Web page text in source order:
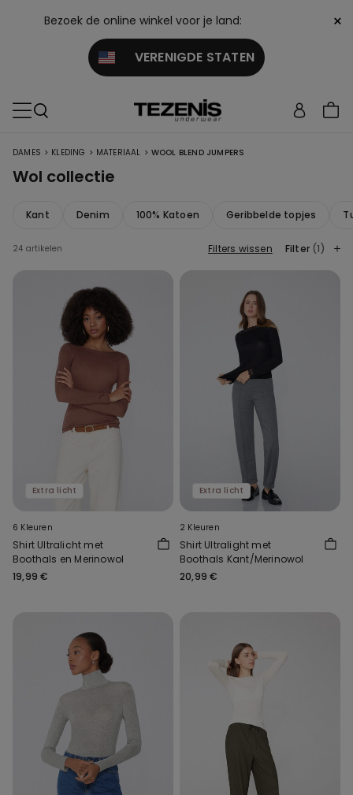
Bezoek de online winkel voor je land:
VERENIGDE STATEN
×
DAMES > KLEDING > MATERIAAL > WOOL BLEND JUMPERS
Wol collectie
Kant Denim 100% Katoen Geribbelde topjes
24 artikelen Filters wissen Filter (1)
Extra licht
6 Kleuren
Shirt Ultralicht met
Boothals en Merinowol
19,99 €
Extra licht
2 Kleuren
Shirt Ultralight met
Boothals Kant/Merinowol
20,99 €